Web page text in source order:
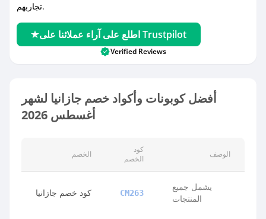
تجاربهم.
اطلع على آراء عملائنا على Trustpilot
Verified Reviews
أفضل كوبونات وأكواد خصم جازانيا لشهر
أغسطس 2026
الخصم
كود
الخصم
الوصف
كود خصم جازانيا CM263
يشمل جميع
المنتجات